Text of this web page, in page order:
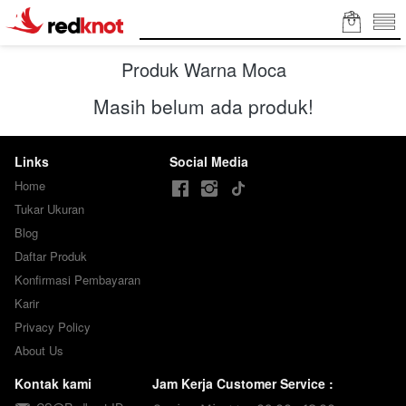
Produk Warna Moca
Masih belum ada produk!
Links
Home
Tukar Ukuran
Blog
Daftar Produk
Konfirmasi Pembayaran
Karir
Privacy Policy
About Us
Social Media
Kontak kami Jam Kerja Customer Service :